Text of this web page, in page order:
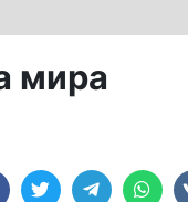
мира